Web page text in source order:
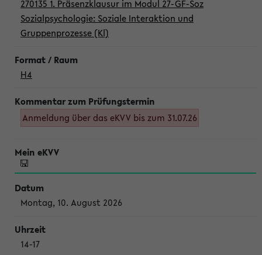
270135 1. Präsenzklausur im Modul 27-GF-Soz
Sozialpsychologie: Soziale Interaktion und
Gruppenprozesse (Kl)
H4
Anmeldung über das eKVV bis zum 31.07.26
Montag, 10. August 2026
14-17